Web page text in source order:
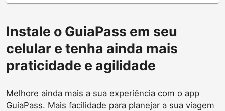
Instale o GuiaPass em seu
celular e tenha ainda mais
praticidade e agilidade
Melhore ainda mais a sua experiência com o app
GuiaPass. Mais facilidade para planejar a sua viagem